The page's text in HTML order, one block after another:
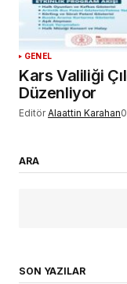
GENEL
Kars Valiliği
Düzenliyor
Editör Alaattin Karahan
ARA
SON YAZILAR